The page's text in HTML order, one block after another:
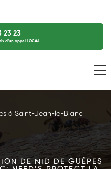
23 23
d’un appel LOCAL
à Saint-Jean-le-Blanc
DE NID DE GUÊPES